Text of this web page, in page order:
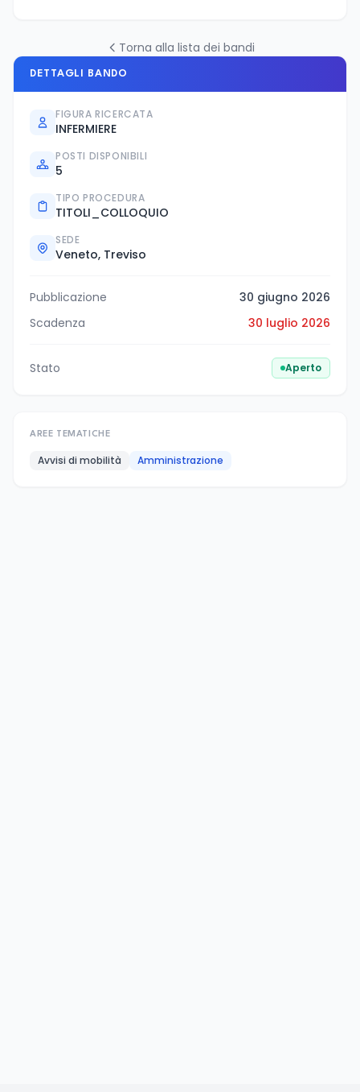
Torna alla lista dei bandi
DETTAGLI BANDO
FIGURA RICERCATA
INFERMIERE
POSTI DISPONIBILI
5
TIPO PROCEDURA
TITOLI_COLLOQUIO
SEDE
Veneto, Treviso
Pubblicazione
30 giugno 2026
Scadenza
30 luglio 2026
Stato Aperto
AREE TEMATICHE
Avvisi di mobilità Amministrazione